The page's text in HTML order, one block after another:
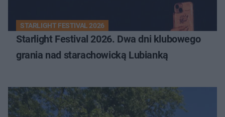
STARLIGHT FESTIVAL 2026
Starlight Festival 2026. Dwa dni klubowego
grania nad starachowicką Lubianką